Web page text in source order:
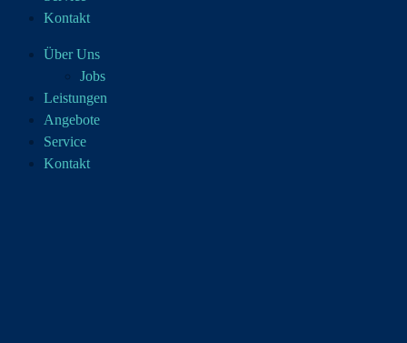
Kontakt
Über Uns
Jobs
Leistungen
Angebote
Service
Kontakt